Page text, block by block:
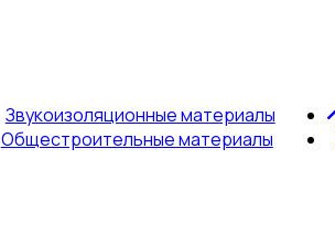
Звукоизоляционные материалы
Общестроительные материалы